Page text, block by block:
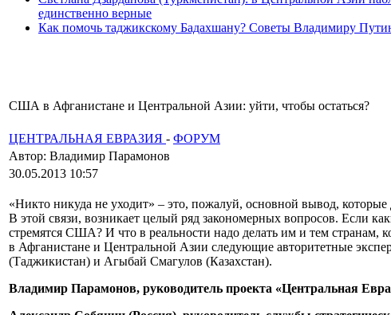
единственно верные
Как помочь таджикскому Бадахшану? Советы Владимиру
США в Афганистане и Центральной Азии: уйти, чтобы остаться?
ЦЕНТРАЛЬНАЯ ЕВРАЗИЯ - ФОРУМ
Автор: Владимир Парамонов
30.05.2013 10:57
«Никто никуда не уходит» – это, пожалуй, основной вывод,
В этой связи, возникает целый ряд закономерных вопросов. Если
стремятся США? И что в реальности надо делать им и тем
в Афганистане и Центральной Азии следующие авторитетные
(Таджикистан) и Агыбай Смагулов (Казахстан).
Владимир Парамонов, руководитель проекта «Центральная